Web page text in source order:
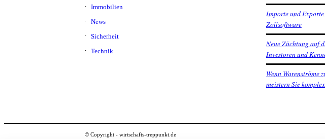
Immobilien
News
Sicherheit
Technik
Importe und
Zollsoftware
Neue Züchtung auf
Investoren und
Wenn Warenströme
meistern Sie
© Copyright - wirtschafts-treppunkt.de